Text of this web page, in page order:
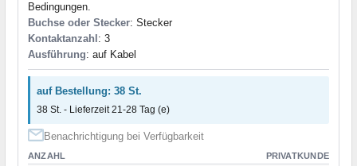
Bedingungen.
Buchse oder Stecker: Stecker
Kontaktanzahl: 3
Ausführung: auf Kabel
auf Bestellung: 38 St.
38 St. - Lieferzeit 21-28 Tag (e)
Benachrichtigung bei Verfügbarkeit
ANZAHL PRIVATKUNDE